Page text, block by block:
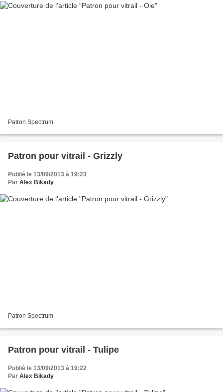
Patron Spectrum
Patron pour vitrail - Grizzly
Publié le 13/09/2013 à 19:23
Par Alex Bikady
Patron Spectrum
Patron pour vitrail - Tulipe
Publié le 13/09/2013 à 19:22
Par Alex Bikady